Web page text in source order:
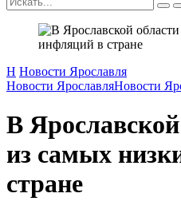
Н Новости Ярославля
Новости ЯрославляНовости
В
из самых
стране